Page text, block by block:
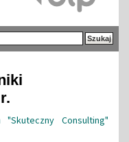
Consulting"